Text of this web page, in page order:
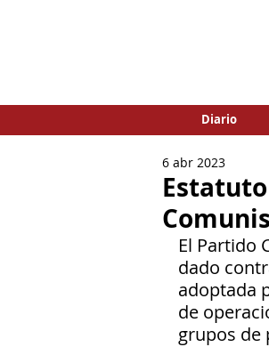
Diario
6 abr 2023
El Partido
dado
adoptada
de
grupos de